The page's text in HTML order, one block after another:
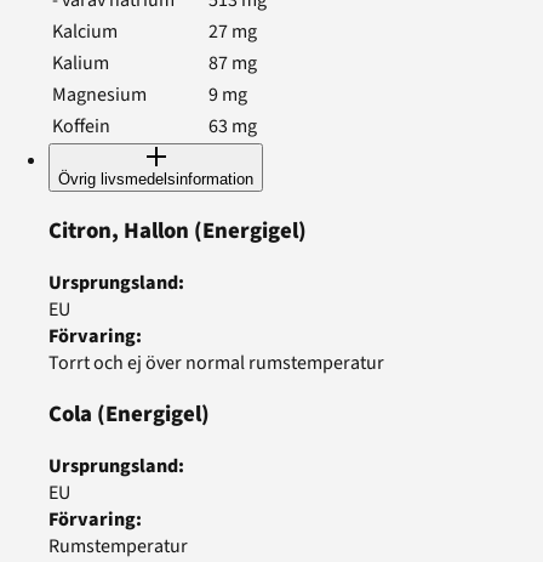
Kalcium
27mg
Kalium
87mg
Magnesium
9mg
Koffein
63 mg
Övrig livsmedelsinformation
Citron, Hallon (Energigel)
Ursprungsland:
EU
Förvaring:
Torrt och ej över normal rumstemperatur
Cola (Energigel)
Ursprungsland:
EU
Förvaring:
Rumstemperatur